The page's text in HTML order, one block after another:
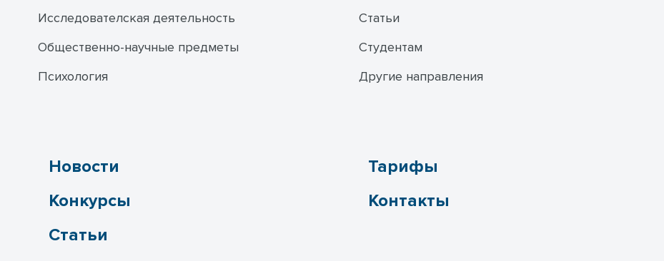
Исследователская деятельность
Общественно-научные предметы
Психология
Статьи
Студентам
Другие направления
Новости
Конкурсы
Статьи
Тарифы
Контакты